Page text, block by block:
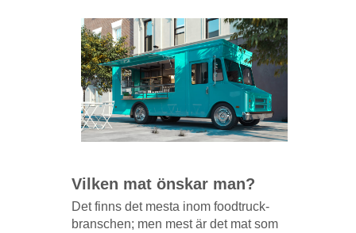
Vilken mat önskar man?
Det finns det mesta inom foodtruck-
branschen; men mest är det mat som